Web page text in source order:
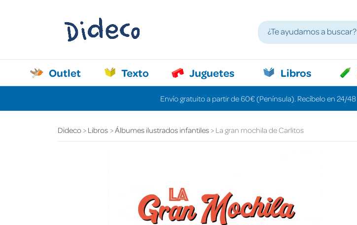
Outlet Texto Juguetes Libros
Envío gratuito a partir de 60€ (Península). Recíbelo en 24/
Dideco Libros Álbumes ilustrados infantiles La gran mochila de Carlitos